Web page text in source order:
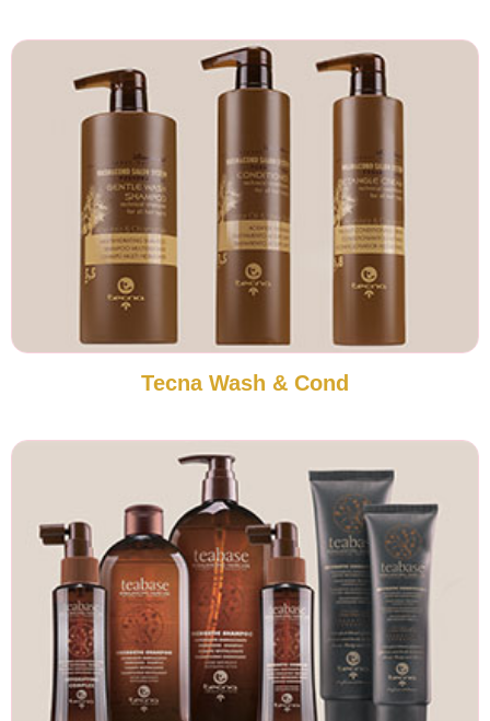
Tecna Wash & Cond